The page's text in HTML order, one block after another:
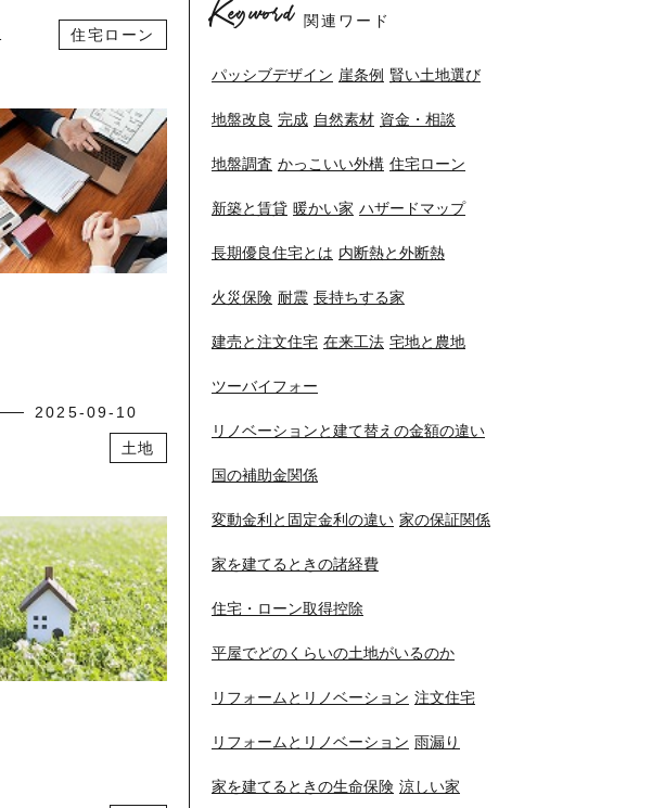
住宅ローン
2025-09-10
土地
Keyword 関連ワード
パッシブデザイン 崖条例 賢い土地選び
地盤改良 完成 自然素材 資金・相談
地盤調査 かっこいい外構 住宅ローン
新築と賃貸 暖かい家 ハザードマップ
長期優良住宅とは 内断熱と外断熱
火災保険 耐震 長持ちする家
建売と注文住宅 在来工法 宅地と農地
ツーバイフォー
リノベーションと建て替えの金額の違い
国の補助金関係
変動金利と固定金利の違い 家の保証関係
家を建てるときの諸経費
住宅・ローン取得控除
平屋でどのくらいの土地がいるのか
リフォームとリノベーション 注文住宅
リフォームとリノベーション 雨漏り
家を建てるときの生命保険 涼しい家